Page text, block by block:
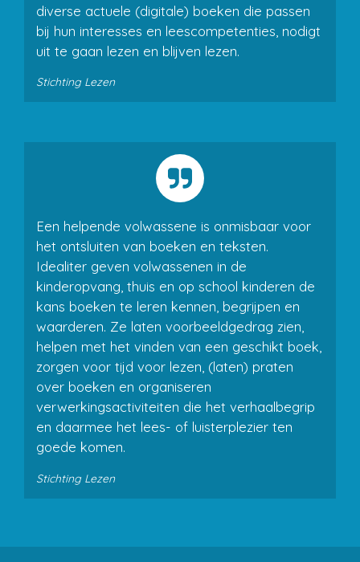
diverse actuele (digitale) boeken die passen
bij hun interesses en leescompetenties, nodigt
uit te gaan lezen en blijven lezen.
Stichting Lezen
Een helpende volwassene is onmisbaar voor
het ontsluiten van boeken en teksten.
Idealiter geven volwassenen in de
kinderopvang, thuis en op school kinderen de
kans boeken te leren kennen, begrijpen en
waarderen. Ze laten voorbeeldgedrag zien,
helpen met het vinden van een geschikt boek,
zorgen voor tijd voor lezen, (laten) praten
over boeken en organiseren
verwerkingsactiviteiten die het verhaalbegrip
en daarmee het lees- of luisterplezier ten
goede komen.
Stichting Lezen